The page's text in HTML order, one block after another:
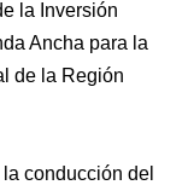
la Inversión
Ancha para la
de la Región
conducción del